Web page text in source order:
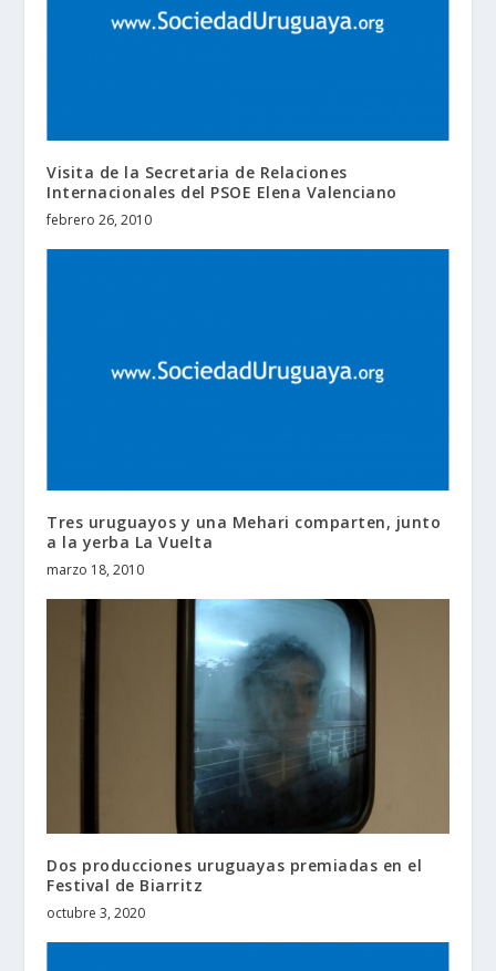
Visita de la Secretaria de Relaciones
Internacionales del PSOE Elena Valenciano
febrero 26, 2010
Tres uruguayos y una Mehari comparten, junto
a la yerba La Vuelta
marzo 18, 2010
Dos producciones uruguayas premiadas en el
Festival de Biarritz
octubre 3, 2020